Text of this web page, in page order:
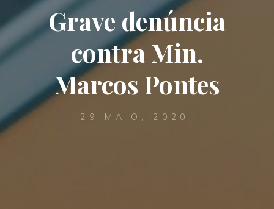
Grave denúncia
contra Min.
Marcos Pontes
29 MAIO, 2020